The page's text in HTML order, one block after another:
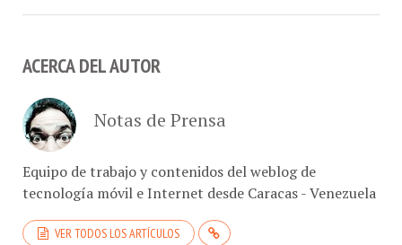
Equipo de trabajo y contenidos del weblog de
tecnología móvil e Internet desde Caracas - Venezuela